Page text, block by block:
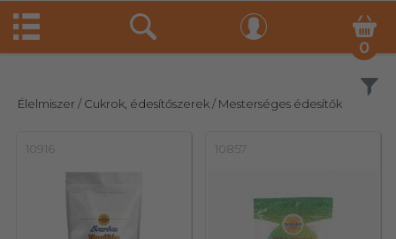
0
Élelmiszer/ Cukrok, édesítőszerek/ Mesterséges édesítők
10916 10857